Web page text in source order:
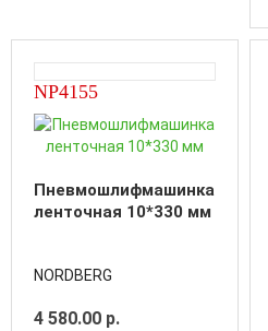
NP4155
Пневмошлифмашинка
ленточная 10*330 мм
NORDBERG
4 580.00 р.